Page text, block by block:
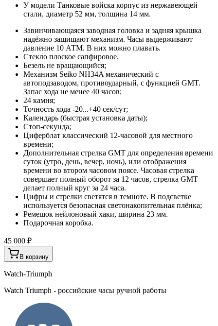
У модели Танковые войска корпус из нержавеющей
стали, диаметр 52 мм, толщина 14 мм.
Завинчивающаяся заводная головка и задняя крышка
надёжно защищают механизм. Часы выдерживают
давление 10 АТМ. В них можно плавать.
Стекло плоское сапфировое.
Безель не вращающийся;
Механизм Seiko NH34A механический с
автоподзаводом, противоударный, с функцией GMT.
Запас хода не менее 40 часов;
24 камня;
Точность хода -20...+40 сек/сут;
Календарь (быстрая установка даты);
Стоп-секунда;
Циферблат классический 12-часовой для местного
времени;
Дополнительная стрелка GMT для определения времени
суток (утро, день, вечер, ночь), или отображения
времени во втором часовом поясе. Часовая стрелка
совершает полный оборот за 12 часов, стрелка GMT
делает полный круг за 24 часа.
Цифры и стрелки светятся в темноте. В подсветке
используется безопасная светонакопительная плёнка;
Ремешок нейлоновый хаки, ширина 23 мм.
Подарочная коробка.
45 000 ₽
В корзину
Watch-Triumph
Watch Triumph - российские часы ручной работы